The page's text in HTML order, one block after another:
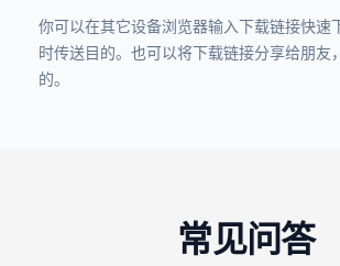
你可以在其它设备浏览器输入下载链接快速
时传送目的。也可以将下载链接分享给朋友
的。
常见问答